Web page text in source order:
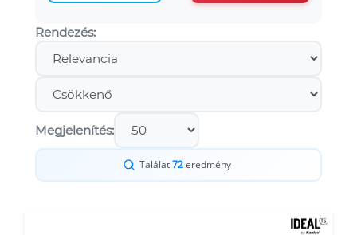
Rendezés:
Megjelenítés:
Találat72eredmény